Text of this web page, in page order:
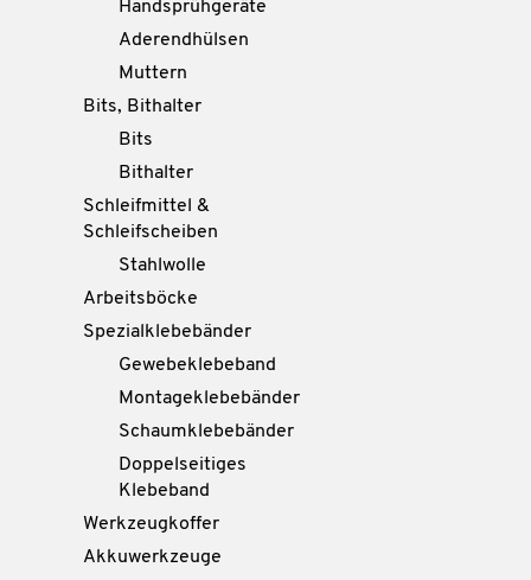
Handsprühgeräte
Aderendhülsen
Muttern
Bits, Bithalter
Bits
Bithalter
Schleifmittel &
Schleifscheiben
Stahlwolle
Arbeitsböcke
Spezialklebebänder
Gewebeklebeband
Montageklebebänder
Schaumklebebänder
Doppelseitiges
Klebeband
Werkzeugkoffer
Akkuwerkzeuge